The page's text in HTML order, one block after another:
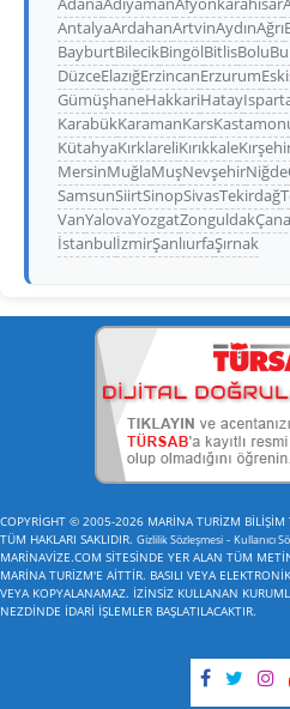
AntalyaArdahanArtvinAydınAğrı
BayburtBilecikBingölBitlisBolu
DüzceElazığErzincanErzurum
GümüşhaneHakkariHatay
KarabükKaramanKars
KütahyaKırklareliKırıkkale
MersinMuğlaMuşNevşehirNiğde
SamsunSiirtSinopSivasTekirdağ
VanYalovaYozgatZonguldak
İstanbulİzmirŞanlıurfaŞırnak
COPYRİGHT © 2005-2026 MARİNA TURİZM BİLİŞİM
TÜM HAKLARI SAKLIDIR. Gizlilik Sözleşmesi - Kullanıcı
MARİNAVİZE.COM SİTESİNDE YER ALAN TÜM
MARİNA TURİZM'E AİTTİR. BASILI VEYA
VEYA KOPYALANAMAZ. İZİNSİZ KULLANAN
NEZDİNDE İDARİ İŞLEMLER BAŞLATILACAKTIR.